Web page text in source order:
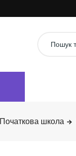
Початкова школа